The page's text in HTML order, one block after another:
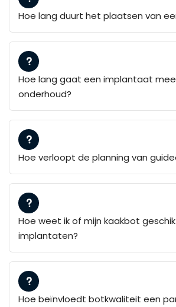
Hoe lang duurt het plaatsen van
Hoe lang gaat een implantaat
onderhoud?
Hoe verloopt de planning van
Hoe weet ik of mijn kaakbot
implantaten?
Hoe beïnvloedt botkwaliteit een